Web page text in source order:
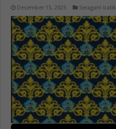
Desember 15, 2025 Seragam batik